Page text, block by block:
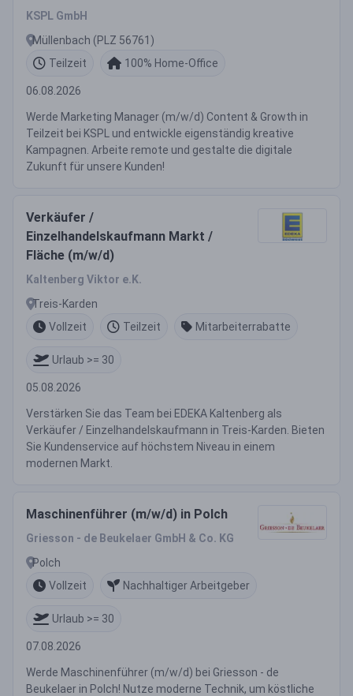
KSPL GmbH
Müllenbach (PLZ 56761)
Teilzeit
100% Home-Office
06.08.2026
Werde Marketing Manager (m/w/d) Content & Growth in
Teilzeit bei KSPL und entwickle eigenständig kreative
Kampagnen. Arbeite remote und gestalte die digitale
Zukunft für unsere Kunden!
Verkäufer /
Einzelhandelskaufmann Markt /
Fläche (m/w/d)
Kaltenberg Viktor e.K.
Treis-Karden
Vollzeit
Teilzeit Mitarbeiterrabatte
Urlaub >= 30
05.08.2026
Verstärken Sie das Team bei EDEKA Kaltenberg als
Verkäufer / Einzelhandelskaufmann in Treis-Karden. Bieten
Sie Kundenservice auf höchstem Niveau in einem
modernen Markt.
Maschinenführer (m/w/d) in Polch
Griesson - de Beukelaer GmbH & Co. KG
Polch
Vollzeit
Nachhaltiger Arbeitgeber
Urlaub >= 30
07.08.2026
Werde Maschinenführer (m/w/d) bei Griesson - de
Beukelaer in Polch! Nutze moderne Technik, um köstliche